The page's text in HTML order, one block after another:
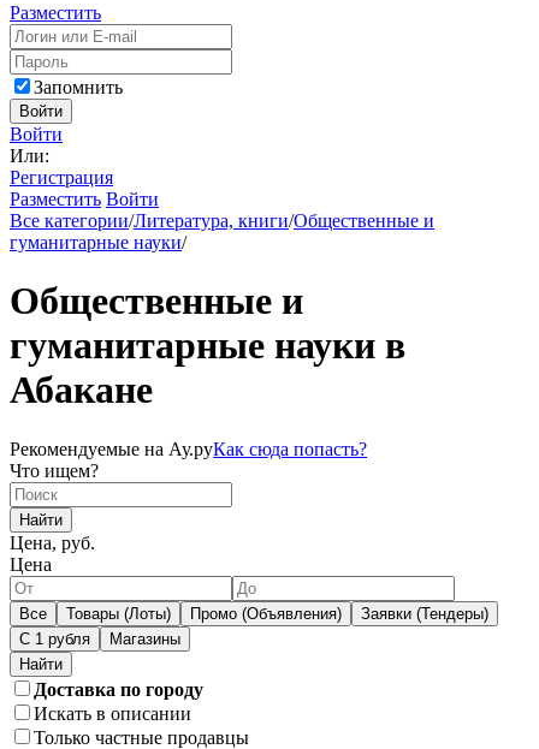
Разместить
Запомнить
Войти
Войти
Или:
Регистрация
Разместить Войти
Все категории/Литература, книги/Общественные и
гуманитарные науки/
Общественные и
гуманитарные науки в
Абакане
Рекомендуемые на Ау.руКак сюда попасть?
Что ищем?
Найти
Цена, руб.
Цена
Все Товары (Лоты) Промо (Объявления)
Заявки (Тендеры)
С 1 рубля
Магазины
Доставка по городу
Искать в описании
Только частные продавцы